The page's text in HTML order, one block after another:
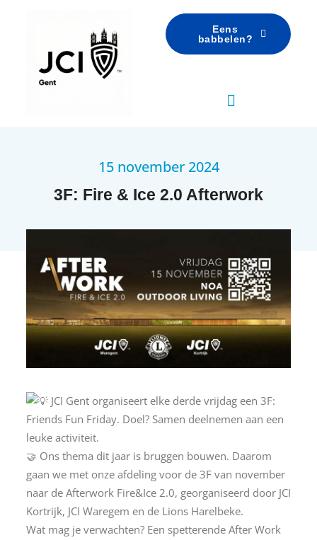
Eens
babbelen?
15 november 2024
3F: Fire & Ice 2.0 Afterwork
JCI Gent organiseert elke derde vrijdag een 3F:
Friends Fun Friday. Doel? Samen deelnemen aan een
leuke activiteit.
🤝 Ons thema dit jaar is bruggen bouwen. Daarom
gaan we met onze afdeling voor de 3F van november
naar de Afterwork Fire&Ice 2.0, georganiseerd door JCI
Kortrijk, JCI Waregem en de Lions Harelbeke.
Wat mag je verwachten? Een spetterende After Work